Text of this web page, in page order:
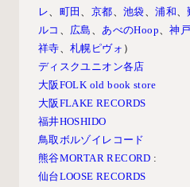
レ
町田 京都 池袋 、浦和 、
ルコ
広島 あべのHoop 、神戸
祥寺
札幌ピヴォ ）
ディスクユニオン各店
大阪FOLK old book store
大阪FLAKE RECORDS
福井HOSHIDO
鳥取ボルゾイレコード
熊谷MORTAR RECORD :
仙台LOOSE RECORDS